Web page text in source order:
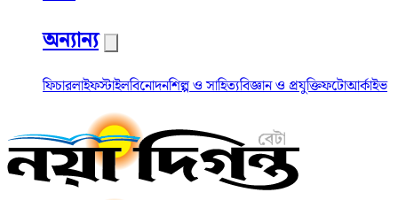
অন্যান্য
ফিচারলাইফস্টাইলবিনোদনশিল্প ও সাহিত্যবিজ্ঞান ও প্রযুক্তিফটোআর্কাইভ